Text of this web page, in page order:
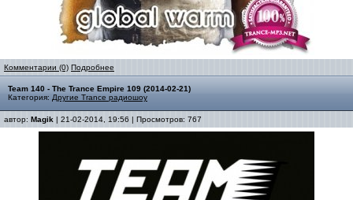
Комментарии (0) Подробнее
Team 140 - The Trance Empire 109 (2014-02-21)
Категория: Другие Trance радиошоу
автор: Magik | 21-02-2014, 19:56 | Просмотров: 767